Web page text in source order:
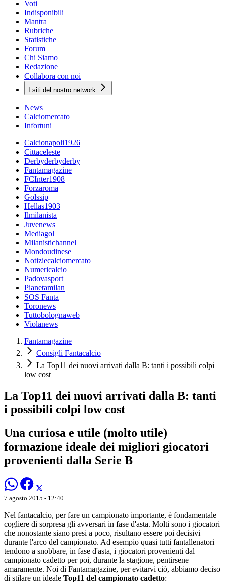
Voti
Indisponibili
Mantra
Rubriche
Statistiche
Forum
Chi Siamo
Redazione
Collabora con noi
I siti del nostro network
News
Calciomercato
Infortuni
Calcionapoli1926
Cittaceleste
Derbyderbyderby
Fantamagazine
FCInter1908
Forzaroma
Golssip
Hellas1903
Ilmilanista
Juvenews
Mediagol
Milanistichannel
Mondoudinese
Notiziecalciomercato
Numericalcio
Padovasport
Pianetamilan
SOS Fanta
Toronews
Tuttobolognaweb
Violanews
Fantamagazine
Consigli Fantacalcio
La Top11 dei nuovi arrivati dalla B: tanti i possibili colpi
low cost
La Top11 dei nuovi arrivati dalla B: tanti
i possibili colpi low cost
Una curiosa e utile (molto utile)
formazione ideale dei migliori giocatori
provenienti dalla Serie B
7 agosto 2015 - 12:40
Nel fantacalcio, per fare un campionato importante, è fondamentale
cogliere di sorpresa gli avversari in fase d'asta. Molti sono i giocatori
che nonostante siano presi a poco, risultano essere poi decisivi
durante l'arco del campionato. Ad esempio quasi tutti fantallenatori
tendono a snobbare, in fase d'asta, i giocatori provenienti dal
campionato cadetto per poi, durante la stagione, pentirsene
amaramente. Noi di Fantamagazine, per evitarvi ciò, abbiamo deciso
di stilare un ideale Top11 del campionato cadetto: